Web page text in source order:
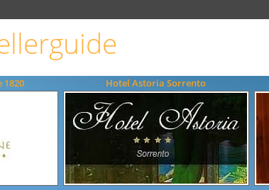
1820 Hotel Astoria Sorrento